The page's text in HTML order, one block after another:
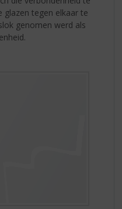
glazen tegen elkaar te
genomen werd als